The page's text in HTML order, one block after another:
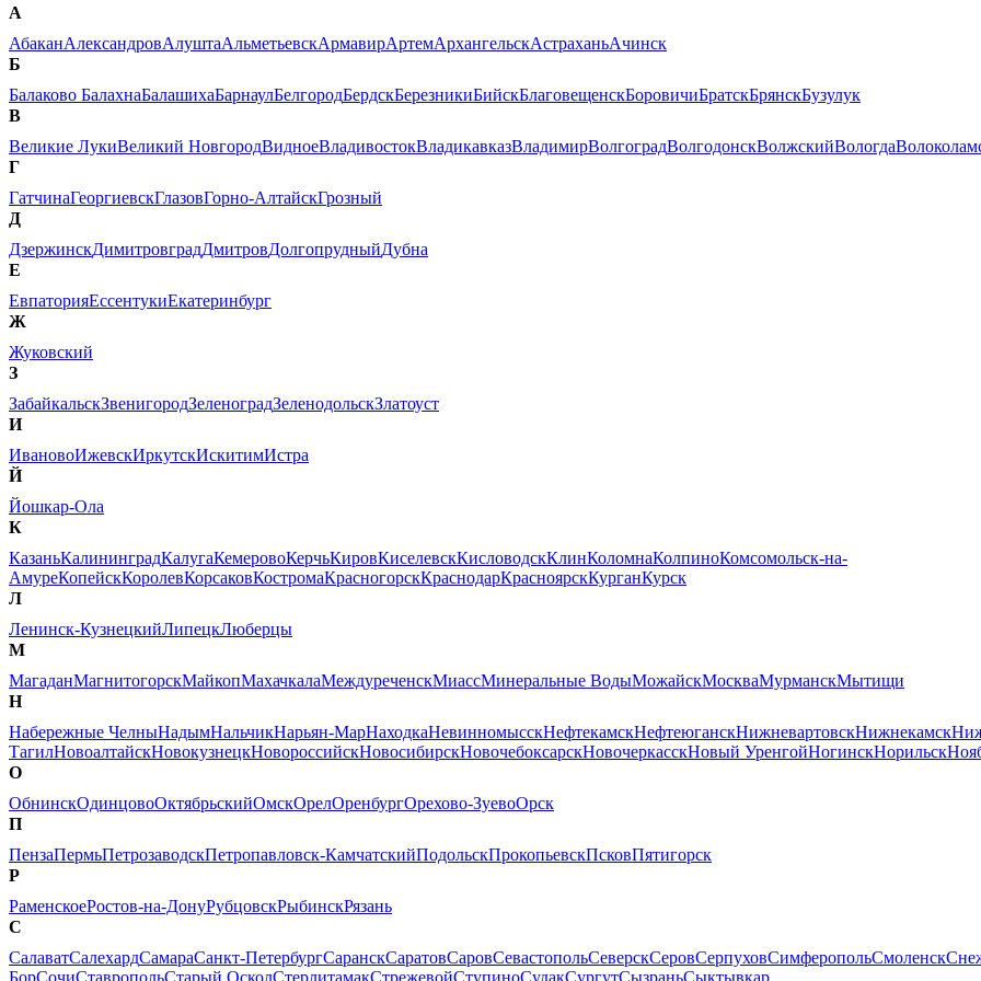
А
АбаканАлександровАлуштаАльметьевскАрмавирАртемАрхангельскАстраханьАчинск
Б
Балаково БалахнаБалашихаБарнаулБелгородБердскБерезникиБийскБлаговещенскБоровичиБратскБрянскБузулук
В
Великие ЛукиВеликий НовгородВидноеВладивостокВладикавказВладимирВолгоградВолгодонскВолжскийВологда
Г
ГатчинаГеоргиевскГлазовГорно-АлтайскГрозный
Д
ДзержинскДимитровградДмитровДолгопрудныйДубна
Е
ЕвпаторияЕссентукиЕкатеринбург
Ж
Жуковский
З
ЗабайкальскЗвенигородЗеленоградЗеленодольскЗлатоуст
И
ИвановоИжевскИркутскИскитимИстра
Й
Йошкар-Ола
К
КазаньКалининградКалугаКемеровоКерчьКировКиселевскКисловодскКлинКоломнаКолпиноКомсомольск-на-
АмуреКопейскКоролевКорсаковКостромаКрасногорскКраснодарКрасноярскКурганКурск
Л
Ленинск-КузнецкийЛипецкЛюберцы
М
МагаданМагнитогорскМайкопМахачкалаМеждуреченскМиассМинеральные ВодыМожайскМоскваМурманскМытищи
Н
Набережные ЧелныНадымНальчикНарьян-МарНаходкаНевинномысскНефтекамскНефтеюганскНижневартовскНижнекамск
ТагилНовоалтайскНовокузнецкНовороссийскНовосибирскНовочебоксарскНовочеркасскНовый УренгойНогинскНорильск
О
ОбнинскОдинцовоОктябрьскийОмскОрелОренбургОрехово-ЗуевоОрск
П
ПензаПермьПетрозаводскПетропавловск-КамчатскийПодольскПрокопьевскПсковПятигорск
Р
РаменскоеРостов-на-ДонуРубцовскРыбинскРязань
С
СалаватСалехардСамараСанкт-ПетербургСаранскСаратовСаровСевастопольСеверскСеровСерпуховСимферопольСмоленск